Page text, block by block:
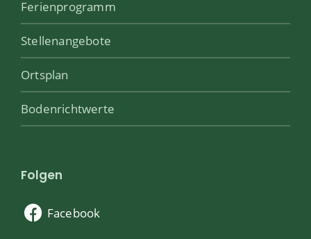
Ferienprogramm
Stellenangebote
Ortsplan
Bodenrichtwerte
Folgen
Facebook